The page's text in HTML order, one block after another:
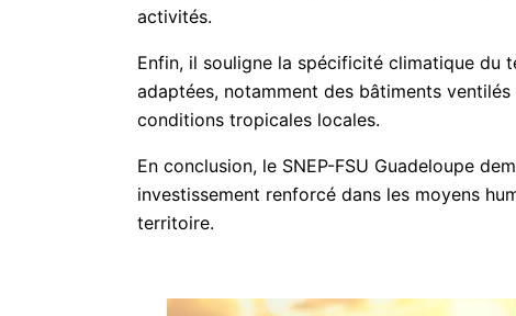
activités.
Enfin, il souligne la spécificité climatique du
adaptées, notamment des bâtiments
conditions tropicales locales.
En conclusion, le SNEP-FSU Guadeloupe
investissement renforcé dans les moyens
territoire.